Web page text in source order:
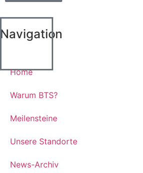
Navigation
Home
Warum BTS?
Meilensteine
Unsere Standorte
News-Archiv